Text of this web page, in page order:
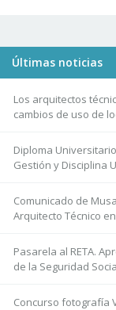
Últimas noticias
Los arquitectos
cambios de uso de
Diploma
Gestión y Disciplina
Comunicado de
Arquitecto Técnico
Pasarela al RETA.
de la Seguridad
Concurso fotografía